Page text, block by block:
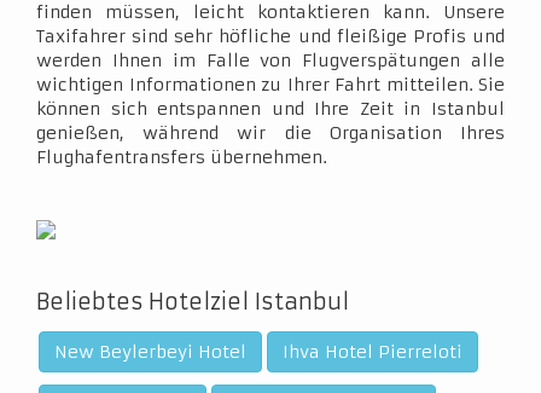
finden müssen, leicht kontaktieren kann. Unsere
Taxifahrer sind sehr höfliche und fleißige Profis und
werden Ihnen im Falle von Flugverspätungen alle
wichtigen Informationen zu Ihrer Fahrt mitteilen. Sie
können sich entspannen und Ihre Zeit in Istanbul
genießen, während wir die Organisation Ihres
Flughafentransfers übernehmen.
Beliebtes Hotelziel Istanbul
New Beylerbeyi Hotel Ihva Hotel Pierreloti